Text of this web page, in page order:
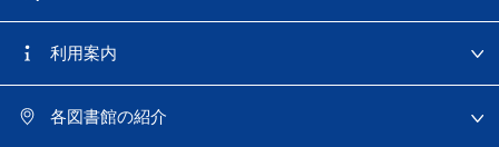
利用案内
各図書館の紹介